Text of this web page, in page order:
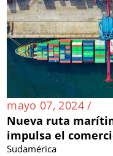
mayo 07, 2024 /
Nueva ruta
impulsa el
Sudamérica